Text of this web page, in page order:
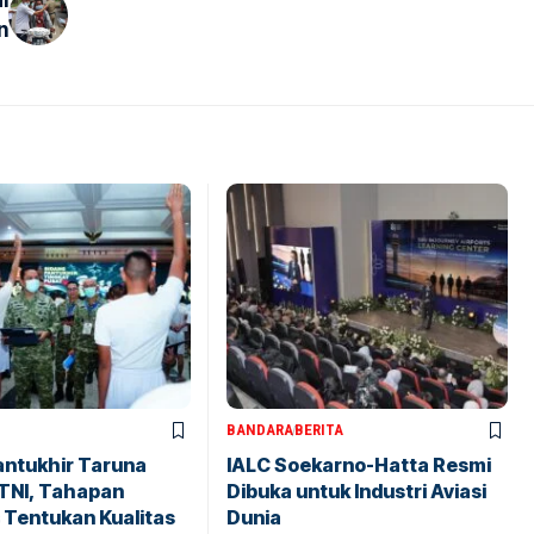
Taruna
Tahapan
Kualitas
BANDARABERITA
IALC Soekarno-Hatta Resmi
Dibuka untuk Industri Aviasi
Dunia